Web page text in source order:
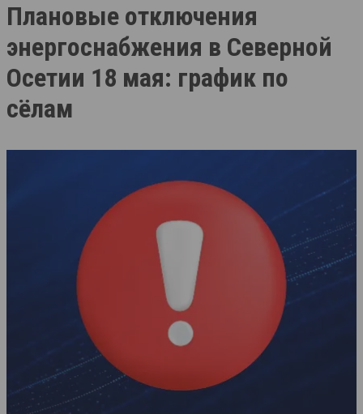
Плановые отключения
энергоснабжения в Северной
Осетии 18 мая: график по
сёлам